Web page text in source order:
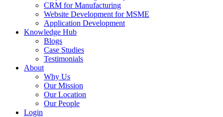
CRM for Manufacturing
Website Development for MSME
Application Development
Knowledge Hub
Blogs
Case Studies
Testimonials
About
Why Us
Our Mission
Our Location
Our People
Login